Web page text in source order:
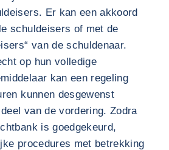
Er kan een akkoord
schuldeisers of met de
van de schuldenaar.
op hun volledige
kan een regeling
kunnen desgewenst
van de vordering. Zodra
is goedgekeurd,
procedures met betrekking